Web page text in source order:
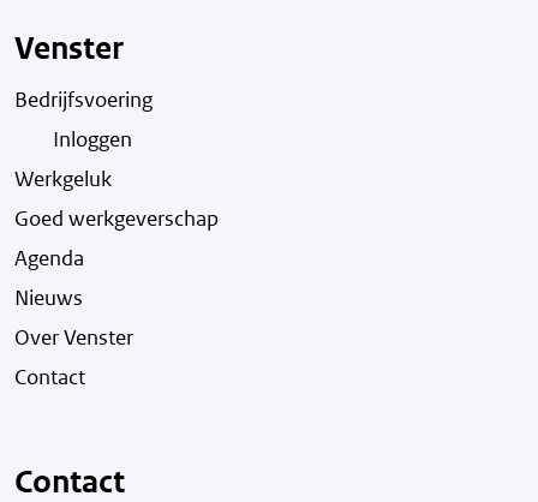
Venster
Bedrijfsvoering
Inloggen
Werkgeluk
Goed werkgeverschap
Agenda
Nieuws
Over Venster
Contact
Contact